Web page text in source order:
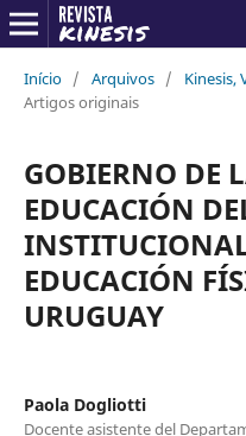
Início / Arquivos / Kinesis,
Artigos originais
GOBIERNO DE
EDUCACIÓN
EDUCACIÓN
URUGUAY
Paola Dogliotti
Docente asistente del